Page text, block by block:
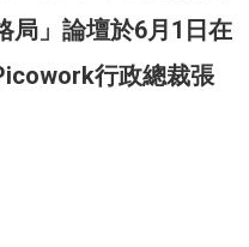
局」論壇於6月1日在
行政總裁張